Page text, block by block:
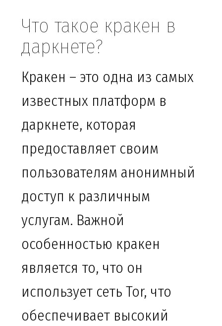
Что такое кракен в
даркнете?
Кракен – это одна из самых
известных платформ в
даркнете, которая
предоставляет своим
пользователям анонимный
доступ к различным
услугам. Важной
особенностью кракен
является то, что он
использует сеть Tor, что
обеспечивает высокий